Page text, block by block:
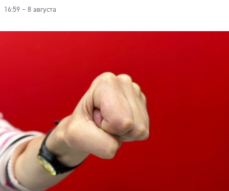
16:59 – 8 августа